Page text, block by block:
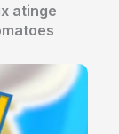
atinge